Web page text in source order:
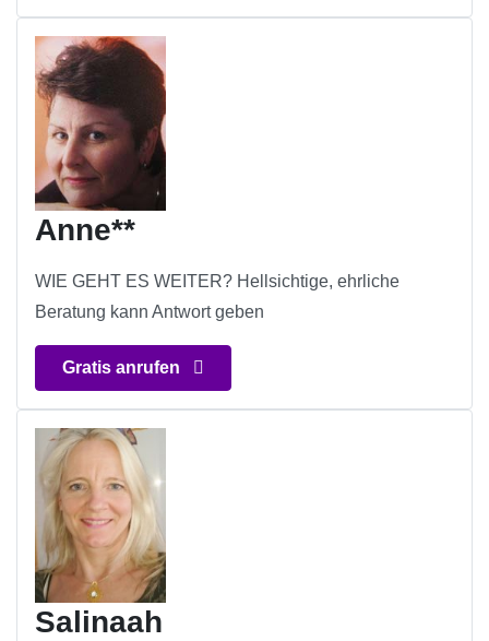
Anne**
WIE GEHT ES WEITER? Hellsichtige, ehrliche
Beratung kann Antwort geben
Gratis anrufen
Salinaah